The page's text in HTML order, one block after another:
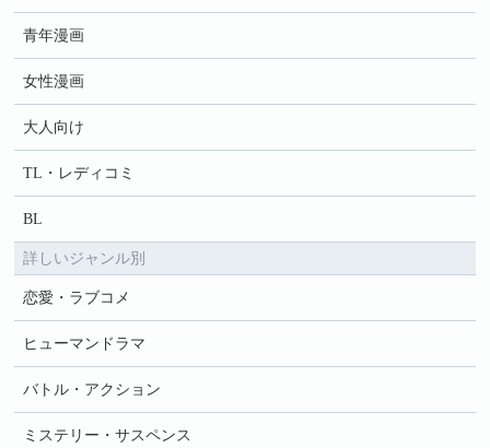
青年漫画
女性漫画
大人向け
TL・レディコミ
BL
詳しいジャンル別
恋愛・ラブコメ
ヒューマンドラマ
バトル・アクション
ミステリー・サスペンス